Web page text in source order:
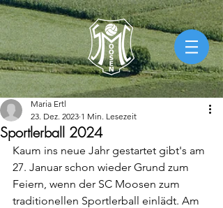
Sportlerball 2024
Maria Ertl
23. Dez. 2023 1 Min. Lesezeit
Kaum ins neue Jahr gestartet gibt's am
27. Januar schon wieder Grund zum
Feiern, wenn der SC Moosen zum
traditionellen Sportlerball einlädt. Am